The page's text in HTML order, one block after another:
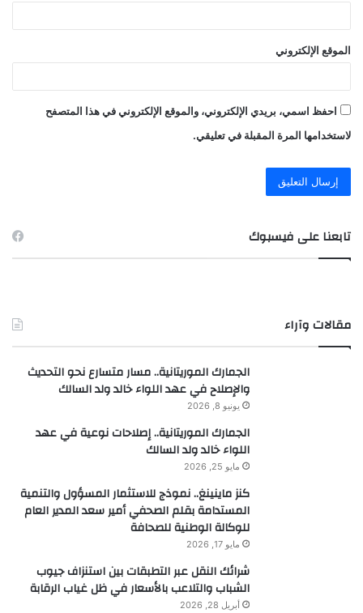
الموقع الإلكتروني
احفظ اسمي، بريدي الإلكتروني، والموقع الإلكتروني في هذا المتصفح
لاستخدامها المرة المقبلة في تعليقي.
تابعنا على فيسبوك
مقالات وآراء
الجمارك الموريتانية.. مسار متسارع نحو التحديث
والإصلاح في عهد اللواء خالد ولد السالك
يونيو 8, 2026
الجمارك الموريتانية.. إصلاحات نوعية في عهد
اللواء خالد ولد السالك
مايو 25, 2026
كنز ماينينغ.. نموذج للاستثمار المسؤول والتنمية
المستدامة بقلم الصحفي أمير سعد المدير العام
للوكالة الوطنية للصحافة
مايو 17, 2026
شرائك النقل عبر التطبقات بين استنزاف جيوب
الشباب والتلاعب بالأسعار في ظل غياب الرقابة
أبريل 28, 2026